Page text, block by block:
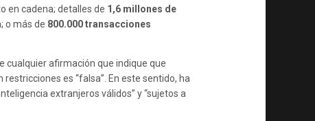
en cadena; detalles de 1,6 millones de
o más de 800.000 transacciones
cualquier afirmación que indique que
restricciones es “falsa”. En este sentido, ha
extranjeros válidos” y “sujetos a